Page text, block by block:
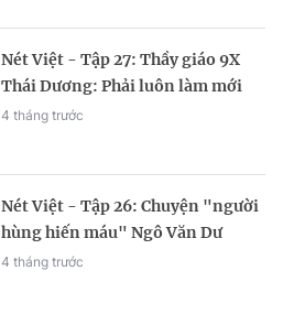
Nét Việt - Tập 27: Thầy giáo 9X
Thái Dương: Phải luôn làm mới
chính mình
4 tháng trước
Nét Việt - Tập 26: Chuyện "người
hùng hiến máu" Ngô Văn Dư
4 tháng trước